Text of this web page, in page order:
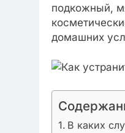
подкожный,
домашних
В каких